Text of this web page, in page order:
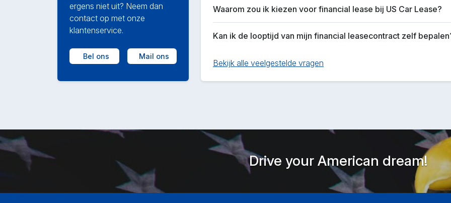
Waarom zou ik kiezen voor financial lease bij US Car Lease?
Kan ik de looptijd van mijn financial leasecontract zelf
Bekijk alle veelgestelde vragen
ergens niet uit? Neem dan
contact op met onze
klantenservice.
Bel ons Mail ons
Drive your American dream!